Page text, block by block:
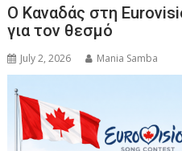
O Καναδάς στη
για τον θεσμό
July 2, 2026 Mania Samba